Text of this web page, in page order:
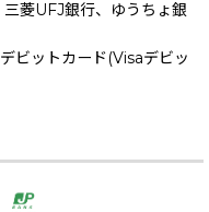
三菱UFJ銀行、ゆうちょ銀
ビットカード(Visaデビッ